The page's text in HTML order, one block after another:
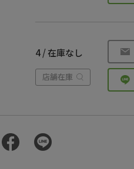
4 / 在庫なし
店舗在庫